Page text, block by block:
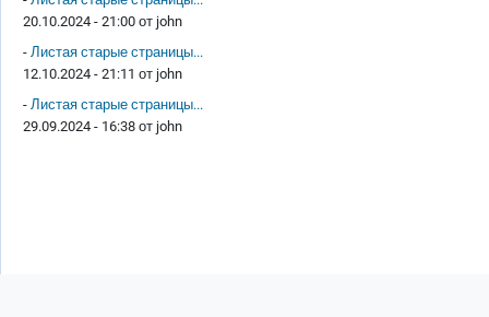
20.10.2024 - 21:00 от john
- Листая старые страницы...
12.10.2024 - 21:11 от john
- Листая старые страницы...
29.09.2024 - 16:38 от john